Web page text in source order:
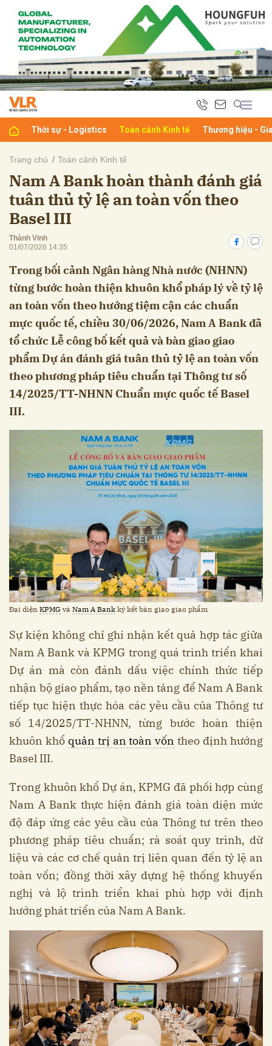
Thời sự - Logistics Toàn cảnh Kinh tế Thương hiệu -
Trang chủ Toàn cảnh Kinh tế
Nam A Bank hoàn thành đánh giá
tuân thủ tỷ lệ an toàn vốn theo
Basel III
Thành Vinh
01/07/2026 14:35
Trong bối cảnh Ngân hàng Nhà nước (NHNN)
từng bước hoàn thiện khuôn khổ pháp lý về tỷ lệ
an toàn vốn theo hướng tiệm cận các chuẩn
mực quốc tế, chiều 30/06/2026, Nam A Bank đã
tổ chức Lễ công bố kết quả và bàn giao giao
phẩm Dự án đánh giá tuân thủ tỷ lệ an toàn vốn
theo phương pháp tiêu chuẩn tại Thông tư số
14/2025/TT-NHNN Chuẩn mực quốc tế Basel
III.
Đại diện KPMG và Nam A Bank ký kết bàn giao giao phẩm
Sự kiện không chỉ ghi nhận kết quả hợp tác giữa
Nam A Bank và KPMG trong quá trình triển khai
Dự án mà còn đánh dấu việc chính thức tiếp
nhận bộ giao phẩm, tạo nền tảng để Nam A Bank
tiếp tục hiện thực hóa các yêu cầu của Thông tư
số 14/2025/TT-NHNN, từng bước hoàn thiện
khuôn khổ quản trị an toàn vốn theo định hướng
Basel III.
Trong khuôn khổ Dự án, KPMG đã phối hợp cùng
Nam A Bank thực hiện đánh giá toàn diện mức
độ đáp ứng các yêu cầu của Thông tư trên theo
phương pháp tiêu chuẩn; rà soát quy trình, dữ
liệu và các cơ chế quản trị liên quan đến tỷ lệ an
toàn vốn; đồng thời xây dựng hệ thống khuyến
nghị và lộ trình triển khai phù hợp với định
hướng phát triển của Nam A Bank.
luận
Hủy